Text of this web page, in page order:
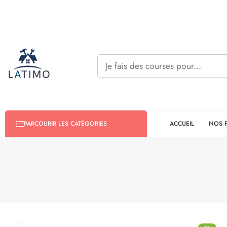
PARCOURIR LES CATÉGORIES ACCUEIL NOS